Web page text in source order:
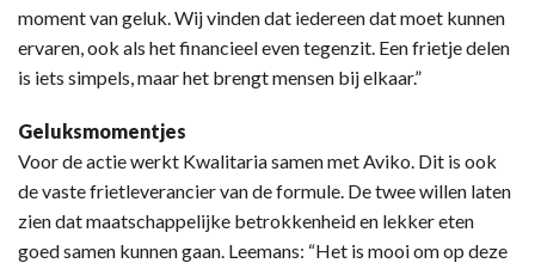
moment van geluk. Wij vinden dat iedereen dat moet kunnen
ervaren, ook als het financieel even tegenzit. Een frietje delen
is iets simpels, maar het brengt mensen bij elkaar.”
Geluksmomentjes
Voor de actie werkt Kwalitaria samen met Aviko. Dit is ook
de vaste frietleverancier van de formule. De twee willen laten
zien dat maatschappelijke betrokkenheid en lekker eten
goed samen kunnen gaan. Leemans: “Het is mooi om op deze